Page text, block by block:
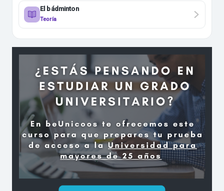
El bádminton
Teoría